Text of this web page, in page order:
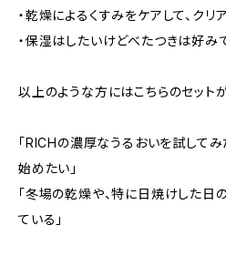
・乾燥によるくすみをケアして、クリ
・保湿はしたいけどべたつきは好み
以上のような方にはこちらのセット
「RICHの濃厚なうるおいを試して
始めたい」
「冬場の乾燥や、特に日焼けした日
ている」